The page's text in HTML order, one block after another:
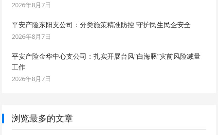
2026年8月7日
平安产险东阳支公司：分类施策精准防控 守护民生民企安全
2026年8月7日
平安产险金华中心支公司：扎实开展台风“白海豚”灾前风险减量
工作
2026年8月7日
浏览最多的文章